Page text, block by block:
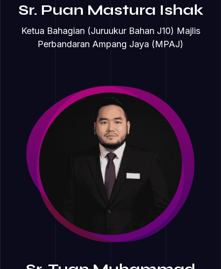
Sr. Puan Mastura Ishak
Ketua Bahagian (Juruukur Bahan J10) Majlis
Perbandaran Ampang Jaya (MPAJ)